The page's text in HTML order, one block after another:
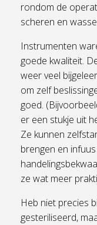
rondom de
scheren en
Instrumenten
goede kwaliteit.
weer veel
om zelf
goed.
er een stukje uit
Ze kunnen
brengen en
ze wat meer
Heb niet precies
gesteriliseerd,